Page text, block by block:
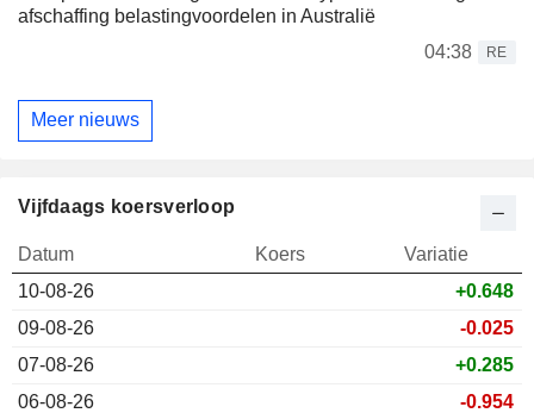
afschaffing belastingvoordelen in Australië
04:38
RE
Meer nieuws
Vijfdaags koersverloop
Datum Koers
Variatie
10-08-26
+0.648
09-08-26
-0.025
07-08-26
+0.285
06-08-26
-0.954